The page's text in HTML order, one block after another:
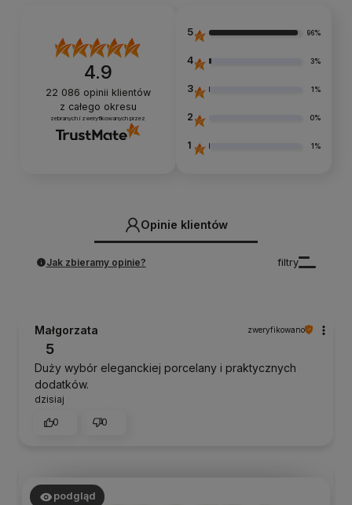
4.9
22 086 opinii klientów
z całego okresu
zebranych i zweryfikowanych przez
5 96%
4 3%
3 1%
2 0%
1 1%
Opinie klientów
filtry
Jak zbieramy opinie?
Małgorzata zweryfikowano
5
Duży wybór eleganckiej porcelany i praktycznych
dodatków.
dzisiaj
0
0
podgląd